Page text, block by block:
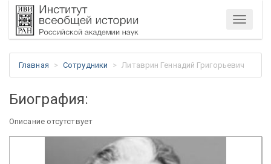
Меню
Главная Сотрудники Литаврин Геннадий Григорьевич
Биография:
Описание отсутствует